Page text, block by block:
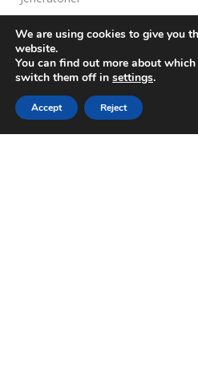
Müşteri Paneli
Siparişler
We are using cookies to give you
website.
You can find out more about
switch them off in settings.
Accept Reject
Filters Compare